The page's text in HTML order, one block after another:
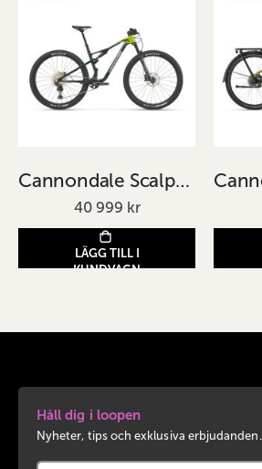
Cannondale Scalpel 3 Svart
40 999 kr
LÄGG TILL I
KUNDVAGN
Håll dig i loopen
Nyheter, tips och exklusiva erbjudanden.